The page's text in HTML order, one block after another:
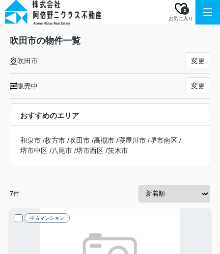
お気に入り
0
吹田市の物件一覧
吹田市 変更
販売中 変更
おすすめのエリア
和泉市 /枚方市 /吹田市 /高槻市 /寝屋川市 /堺市南区 /
堺市中区 /八尾市 /堺市西区 /茨木市
7件
中古マンション